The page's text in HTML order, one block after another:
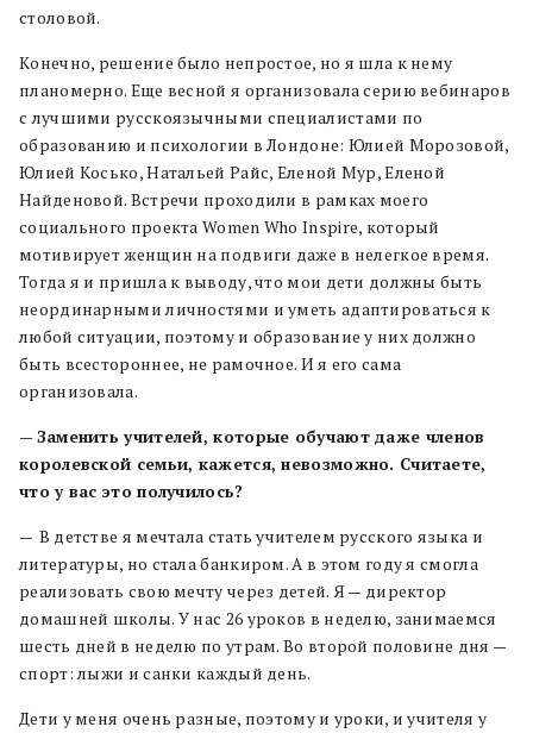
столовой.
Конечно, решение было непростое, но я шла к нему
планомерно. Еще весной я организовала серию вебинаров
с лучшими русскоязычными специалистами по
образованию и психологии в Лондоне: Юлией Морозовой,
Юлией Косько, Натальей Райс, Еленой Мур, Еленой
Найденовой. Встречи проходили в рамках моего
социального проекта Women Who Inspire, который
мотивирует женщин на подвиги даже в нелегкое время.
Тогда я и пришла к выводу, что мои дети должны быть
неординарными личностями и уметь адаптироваться к
любой ситуации, поэтому и образование у них должно
быть всестороннее, не рамочное. И я его сама
организовала.
—Заменить учителей, которые обучают даже членов
королевской семьи, кажется, невозможно. Считаете,
что у вас это получилось?
— В детстве я мечтала стать учителем русского языка и
литературы, но стала банкиром. А в этом году я смогла
реализовать свою мечту через детей. Я — директор
домашней школы. У нас 26 уроков в неделю, занимаемся
шесть дней в неделю по утрам. Во второй половине дня —
спорт: лыжи и санки каждый день.
Дети у меня очень разные, поэтому и уроки, и учителя у